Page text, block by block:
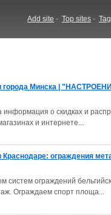
Add site - Top sites -
города Минска |
информация о скидках и
и интернете...
Краснодаре: ограждения
ограждений
Ограждаем спорт площа...